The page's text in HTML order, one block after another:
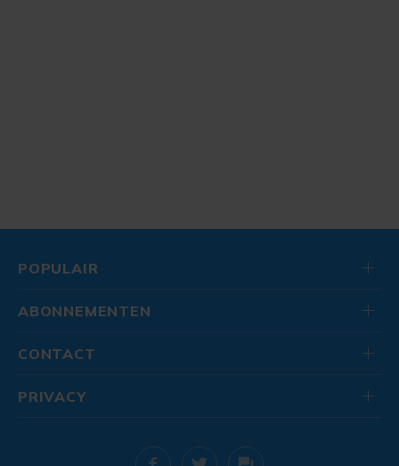
POPULAIR
ABONNEMENTEN
CONTACT
PRIVACY